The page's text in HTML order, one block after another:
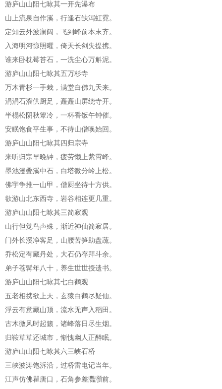
游庐山山阳七咏其一开先瀑布
山上流泉自作溪，行逢石缺泻虹霓。
定知云外波澜阔，飞到峰前本末齐。
入海明河惊照曜，倚天长剑失提携。
谁来卧枕莓苔石，一洗尘心万斛泥。
游庐山山阳七咏其五万杉寺
万木青杉一手栽，满堂白佛九天来。
涓涓石溜供厨足，矗矗山屏绕寺开。
半榻松阴秋簟冷，一杯香饭午钟催。
安眠饱食平生事，不待山僧唤始回。
游庐山山阳七咏其四归宗寺
来听归宗早晚钟，疲劳懒上紫霄峰。
墨池漫叠溪中石，白塔微分岭上松。
佛宇争推一山甲，僧厨坐待十方供。
欲游山北东西寺，岩谷相连更几重。
游庐山山阳七咏其三简寂观
山行但觉鸟声殊，渐近神仙简寂居。
门外长溪净客足，山腰苦笋助盘蔬。
乔松定有藏丹处，大石仍存拜斗余。
弟子苍髯年八十，养生世世授遗书。
游庐山山阳七咏其七白鹤观
五老相携欲上天，玄猿白鹤尽疑仙。
浮云有意藏山顶，流水无声入稻田。
古木微风时起籁，诸峰落日尽生烟。
归鞍草草还城市，惭愧幽人正醉眠。
游庐山山阳七咏其六三峡石桥
三峡波涛饱泝沿，过桥雷电记当年。
江声仿佛瞿唐口，石角参差灩澦前。